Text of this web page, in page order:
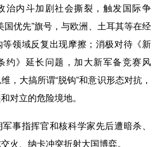
内斗加剧社会撕裂，触发国际争
国优先”旗号，与欧洲、土耳其等在经
领域反复出现摩擦；消极对待《新
约》延长问题，加大新军备竞赛风
，大搞所谓“脱钩”和意识形态对抗，
对立的危险境地。
指挥官和核科学家先后遭暗杀、
火、纳卡冲突折射大国博弈。